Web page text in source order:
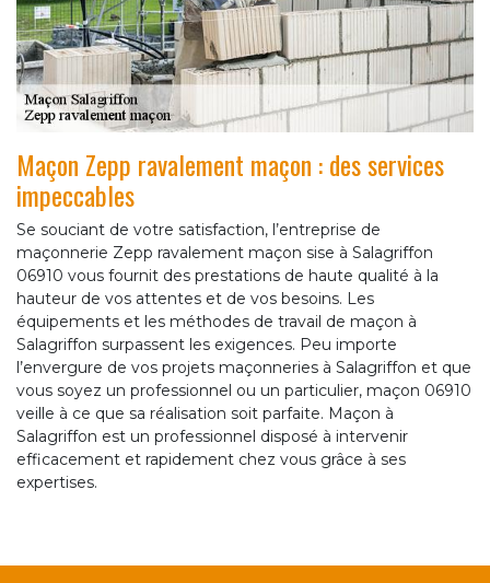
Maçon Zepp ravalement maçon : des services
impeccables
Se souciant de votre satisfaction, l’entreprise de
maçonnerie Zepp ravalement maçon sise à Salagriffon
06910 vous fournit des prestations de haute qualité à la
hauteur de vos attentes et de vos besoins. Les
équipements et les méthodes de travail de maçon à
Salagriffon surpassent les exigences. Peu importe
l’envergure de vos projets maçonneries à Salagriffon et que
vous soyez un professionnel ou un particulier, maçon 06910
veille à ce que sa réalisation soit parfaite. Maçon à
Salagriffon est un professionnel disposé à intervenir
efficacement et rapidement chez vous grâce à ses
expertises.